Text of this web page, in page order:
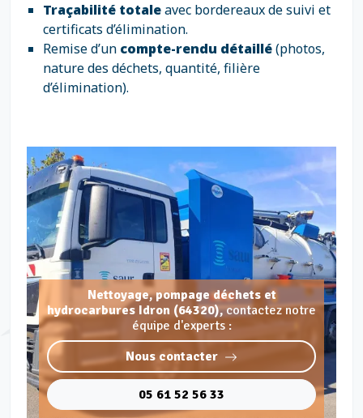
Traçabilité totaleavec bordereaux de suivi et
certificats d’élimination.
Remise d’un compte-rendu détaillé(photos,
nature des déchets, quantité, filière
d’élimination).
Nettoyage, pompage déchets et
hydrocarbures Idron (64320),contactez notre
équipe d'experts :
Nous contacter
05 61 52 56 33